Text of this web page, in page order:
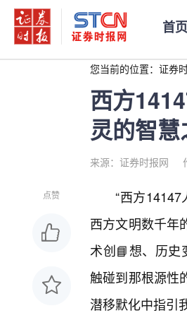
首页
您当前的位置： 证券
西方
灵的智
来源：证券时报网
点赞
“西方
西方文明数千年
术创📘想、历史
触碰到那根源性
潜移默化中指引